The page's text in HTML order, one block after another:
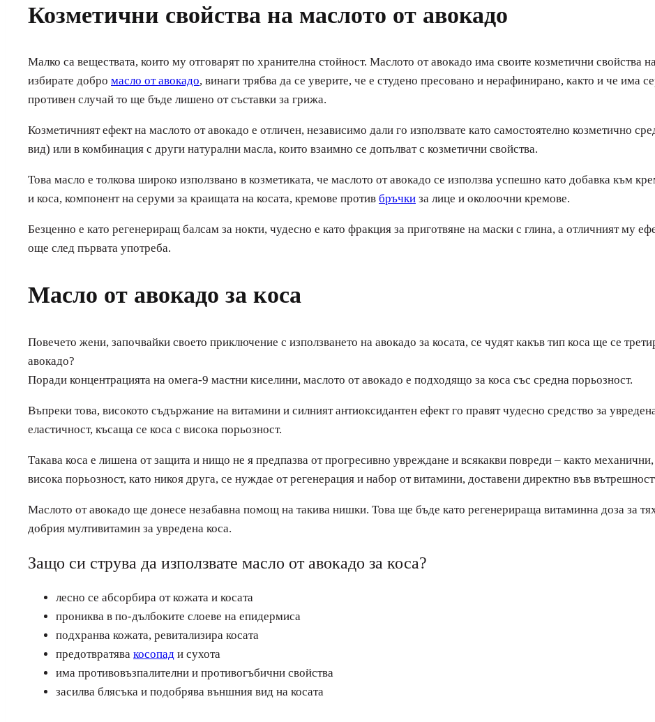
Козметични свойства на маслото от авокадо
Малко са веществата, които му отговарят по хранителна стойност. Маслото от авокадо има своите козметични свойства
избирате добро масло от авокадо, винаги трябва да се уверите, че е студено пресовано и нерафинирано, както и че има
противен случай то ще бъде лишено от съставки за грижа.
Козметичният ефект на маслото от авокадо е отличен, независимо дали го използвате като самостоятелно козметично
вид) или в комбинация с други натурални масла, които взаимно се допълват с козметични свойства.
Това масло е толкова широко използвано в козметиката, че маслото от авокадо се използва успешно като добавка към
и коса, компонент на серуми за краищата на косата, кремове против бръчки за лице и околоочни кремове.
Безценно е като регенериращ балсам за нокти, чудесно е като фракция за приготвяне на маски с глина, а отличният му
още след първата употреба.
Масло от авокадо за коса
Повечето жени, започвайки своето приключение с използването на авокадо за косата, се чудят какъв тип коса ще се
авокадо?
Поради концентрацията на омега-9 мастни киселини, маслото от авокадо е подходящо за коса със средна порьозност.
Въпреки това, високото съдържание на витамини и силният антиоксидантен ефект го правят чудесно средство за
еластичност, късаща се коса с висока порьозност.
Такава коса е лишена от защита и нищо не я предпазва от прогресивно увреждане и всякакви повреди – както
висока порьозност, като никоя друга, се нуждае от регенерация и набор от витамини, доставени директно във
Маслото от авокадо ще донесе незабавна помощ на такива нишки. Това ще бъде като регенерираща витаминна доза за
добрия мултивитамин за увредена коса.
Защо си струва да използвате масло от авокадо за коса?
лесно се абсорбира от кожата и косата
прониква в по-дълбоките слоеве на епидермиса
подхранва кожата, ревитализира косата
предотвратява косопад и сухота
има противовъзпалителни и противогъбични свойства
засилва блясъка и подобрява външния вид на косата